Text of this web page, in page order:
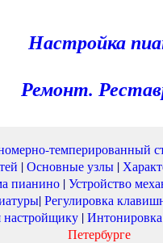
Настройка
Ремонт.
темперированный
|Основные узлы |
пианино|Устройство
|Регулировка
настройщику|Интонировка
Петербурге